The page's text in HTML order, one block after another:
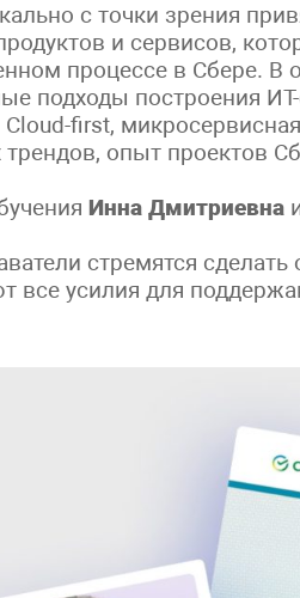
с точки зрения
и сервисов,
процессе в Сбере. В
подходы построения
first,
опыт проектов
Инна Дмитриевна
стремятся
все усилия для